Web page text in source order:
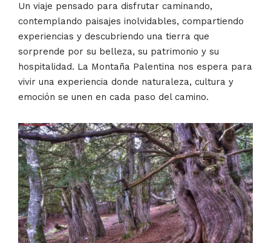
Un viaje pensado para disfrutar caminando,
contemplando paisajes inolvidables, compartiendo
experiencias y descubriendo una tierra que
sorprende por su belleza, su patrimonio y su
hospitalidad. La Montaña Palentina nos espera para
vivir una experiencia donde naturaleza, cultura y
emoción se unen en cada paso del camino.